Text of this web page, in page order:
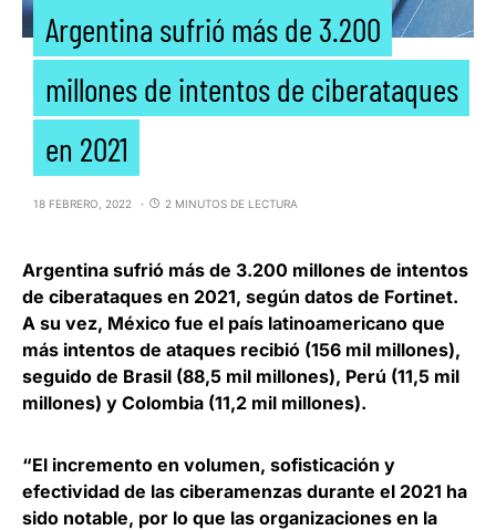
Argentina sufrió más de 3.200
millones de intentos de ciberataques
en 2021
18 FEBRERO, 2022 2 MINUTOS DE LECTURA
Argentina sufrió más de 3.200 millones de intentos
de ciberataques en 2021, según datos de Fortinet.
A su vez, México fue el país latinoamericano que
más intentos de ataques recibió (156 mil millones),
seguido de Brasil (88,5 mil millones), Perú (11,5 mil
millones) y Colombia (11,2 mil millones).
“El incremento en volumen, sofisticación y
efectividad de las ciberamenzas durante el 2021 ha
sido notable, por lo que las organizaciones en la